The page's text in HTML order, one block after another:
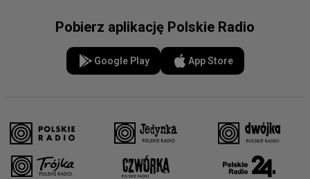
Pobierz aplikację Polskie Radio
Google Play App Store